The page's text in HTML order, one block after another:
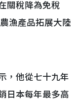
關稅降為免稅
漁產品拓展大陸
，他從七十九年
日本每年最多高